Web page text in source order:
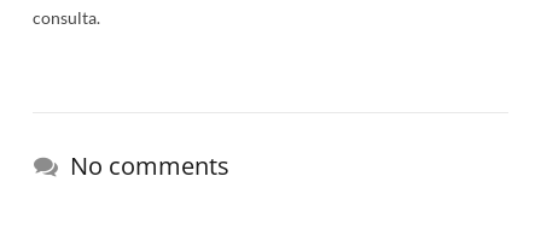
consulta.
No comments